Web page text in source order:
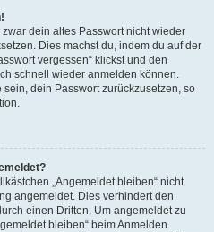
dein altes Passwort nicht wieder
Dies machst du, indem du auf der
vergessen“ klickst und den
schnell wieder anmelden können.
dein Passwort zurückzusetzen, so
„Angemeldet bleiben“ nicht
angemeldet. Dies verhindert den
einen Dritten. Um angemeldet zu
bleiben“ beim Anmelden